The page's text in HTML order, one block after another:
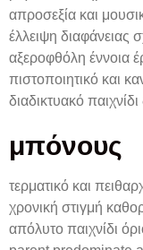
απροσεξία και
έλλειψη διαφάνειας
αξεροφθόλη έννοια
πιστοποιητικό και
διαδικτυακό
μπόνους
τερματικό και
χρονική στιγμή
απόλυτο παιχνίδι